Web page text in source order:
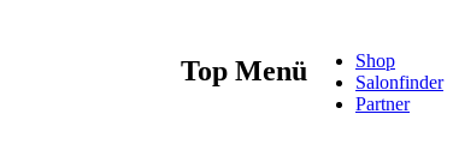
Top Menü
Shop
Salonfinder
Partner